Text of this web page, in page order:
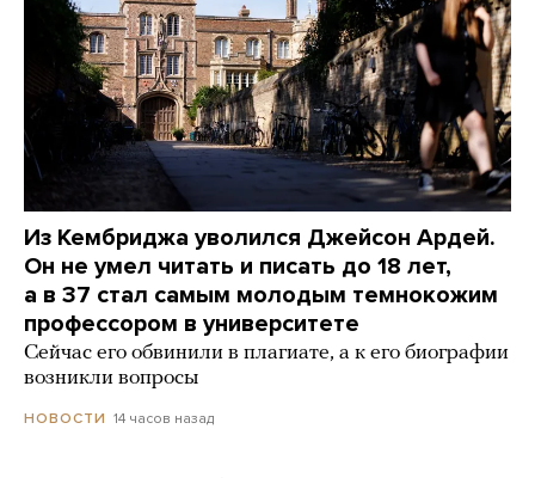
Из Кембриджа уволился Джейсон Ардей.
Он не умел читать и писать до 18 лет,
а в 37 стал самым молодым темнокожим
профессором в университете
Сейчас его обвинили в плагиате, а к его биографии
возникли вопросы
НОВОСТИ 14 часов назад